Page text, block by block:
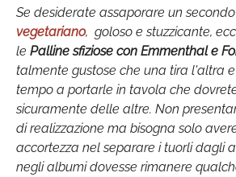
Se desiderate assaporare un
vegetariano, goloso e stuzzicante,
le Palline sfiziose con Emmenthal e
talmente gustose che una tira l'altra
tempo a portarle in tavola che
sicuramente delle altre. Non
di realizzazione ma bisogna solo
accortezza nel separare i tuorli dagli
negli albumi dovesse rimanere